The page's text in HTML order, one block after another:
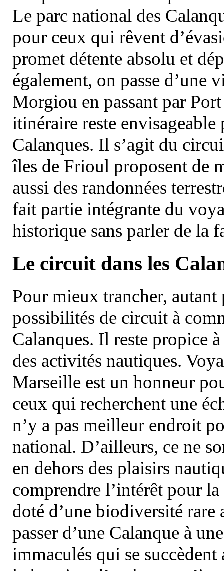
Le parc national des
pour ceux qui rêvent
promet détente absolu et
également, on passe d’une
Morgiou en passant par
itinéraire reste
Calanques. Il s’agit du
îles de Frioul proposent de
aussi des randonnées
fait partie intégrante du
historique sans parler de la
Le circuit dans les
Pour mieux trancher, autant
possibilités de circuit à
Calanques. Il reste propice
des activités nautiques.
Marseille est un honneur
ceux qui recherchent une
n’y a pas meilleur endroit
national. D’ailleurs, ce ne
en dehors des plaisirs
comprendre l’intérêt pour
doté d’une biodiversité
passer d’une Calanque à
immaculés qui se